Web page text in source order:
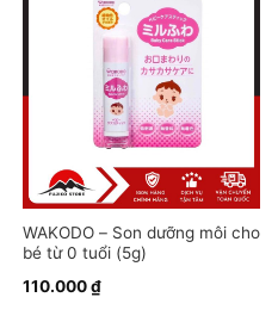
WAKODO – Son dưỡng môi cho
bé từ 0 tuổi (5g)
110.000₫